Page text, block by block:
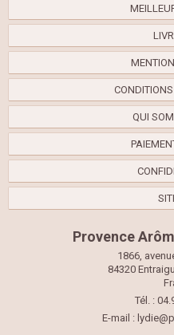
QUI
Provence
1866,
84320
Tél. :
E-mail :